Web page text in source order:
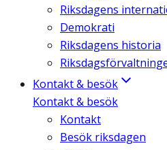
Riksdagens
Demokrati
Riksdagens historia
Kontakt & besök
Kontakt & besök
Kontakt
Besök riksdagen